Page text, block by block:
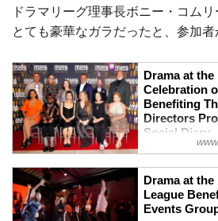
ドラマリーグ理事長ボニー・コムリ
とても豪華なガラだったと、参加者
Drama at
Celebration
Benefiting
Directors
Social Diary
Drama at the
hit! The
energy
the Drama
featuring a
Drama at
League
Events